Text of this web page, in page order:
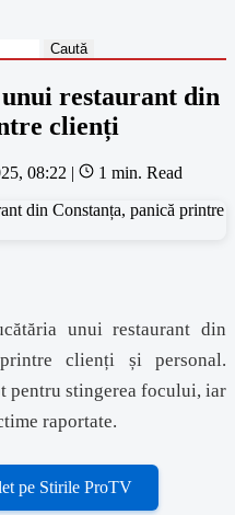
restaurant din
clienți
08:22 | 1 min. Read
unui restaurant din
clienți și personal.
pentru stingerea focului, iar
raportate.
pe Stirile ProTV